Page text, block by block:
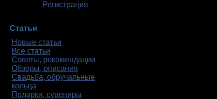
Регистрация
Статьи
Новые статьи
Все статьи
Советы, рекомендации
Обзоры, описания
Свадьба, обручальные
кольца
Подарки, сувениры